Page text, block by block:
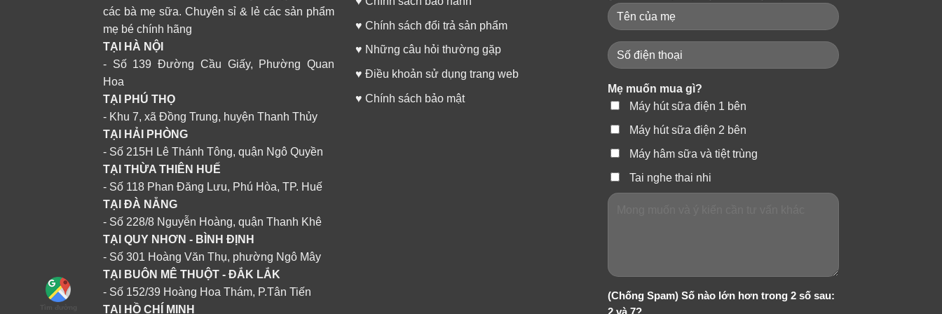
+
PHỤ KIỆN MÁY HÚT SỮA CMBEAR
Động cơ máy hút sữa Cmbear
+
Bộ phụ kiện máy hút sữa Cmbear
+
PHỤ KIỆN MÁY HÚT SỮA CMBEAR
Bình sữa máy hút sữa Cmbear
Comments
Lời nhắn
các bà mẹ sữa. Chuyên sỉ & lẻ các sản phẩm
mẹ bé chính hãng
TẠI HÀ NỘI
- Số 139 Đường Cầu Giấy, Phường Quan
Hoa
TẠI PHÚ THỌ
- Khu 7, xã Đồng Trung, huyện Thanh Thủy
TẠI HẢI PHÒNG
- Số 215H Lê Thánh Tông, quận Ngô Quyền
TẠI THỪA THIÊN HUẾ
- Số 118 Phan Đăng Lưu, Phú Hòa, TP. Huế
TẠI ĐÀ NẴNG
- Số 228/8 Nguyễn Hoàng, quận Thanh Khê
TẠI QUY NHƠN - BÌNH ĐỊNH
- Số 301 Hoàng Văn Thụ, phường Ngô Mây
TẠI BUÔN MÊ THUỘT - ĐẮK LẮK
- Số 152/39 Hoàng Hoa Thám, P.Tân Tiến
TẠI HỒ CHÍ MINH
♥ Chính sách đổi trả sản phẩm
♥ Những câu hỏi thường gặp
♥ Điều khoản sử dụng trang web
♥ Chính sách bảo mật
Mẹ muốn mua gì?
Máy hút sữa điện 1 bên
Máy hút sữa điện 2 bên
Máy hâm sữa và tiệt trùng
Tai nghe thai nhi
(Chống Spam) Số nào lớn hơn trong 2 số sau:
2 và 7?